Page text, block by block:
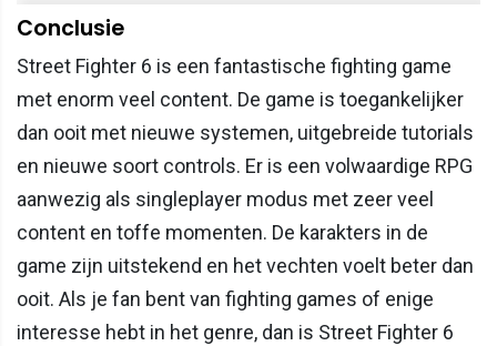
Conclusie
Street Fighter 6 is een fantastische fighting game
met enorm veel content. De game is toegankelijker
dan ooit met nieuwe systemen, uitgebreide tutorials
en nieuwe soort controls. Er is een volwaardige RPG
aanwezig als singleplayer modus met zeer veel
content en toffe momenten. De karakters in de
game zijn uitstekend en het vechten voelt beter dan
ooit. Als je fan bent van fighting games of enige
interesse hebt in het genre, dan is Street Fighter 6